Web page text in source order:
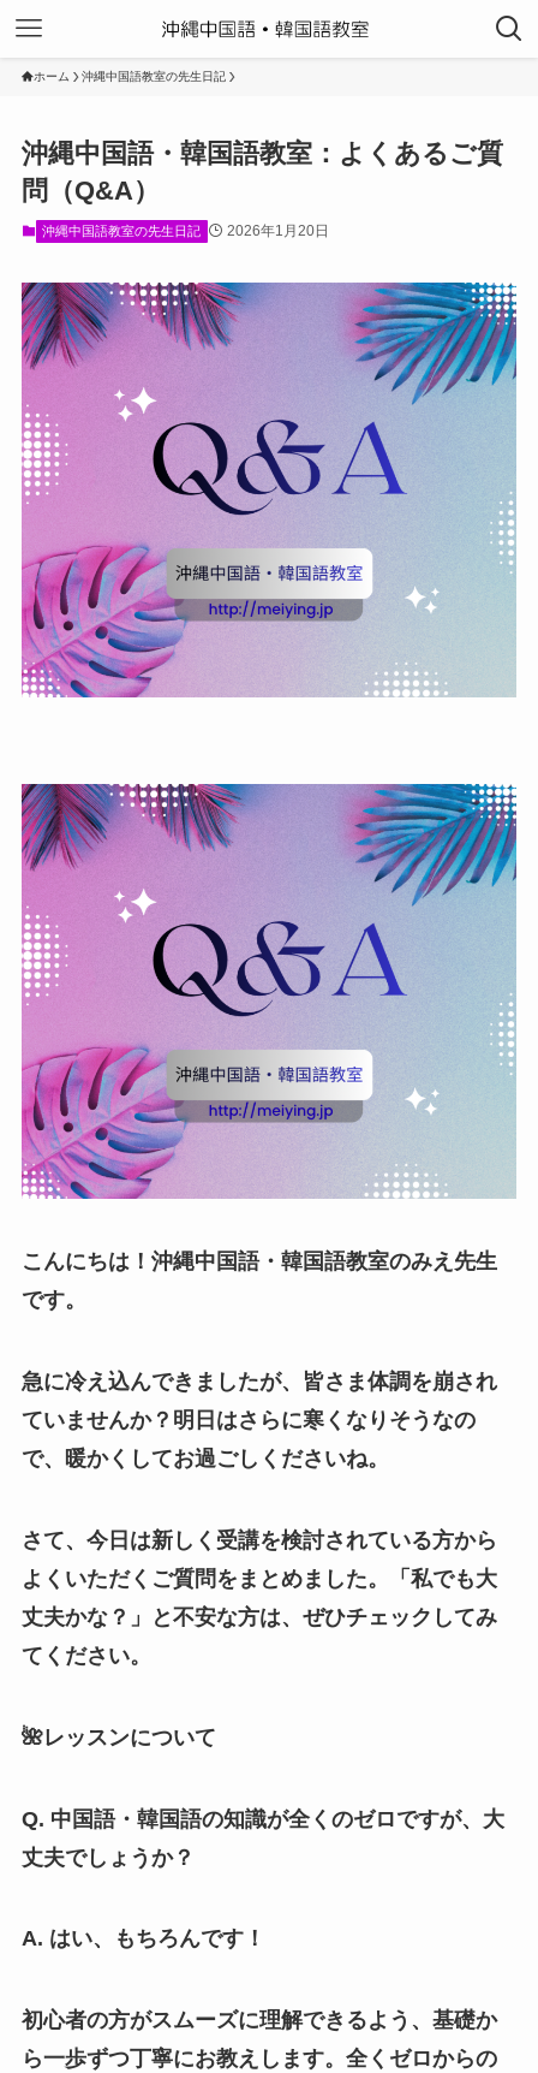
ホーム 沖縄中国語教室の先生日記
沖縄中国語・韓国語教室：よくあるご質
問（Q&A）
沖縄中国語教室の先生日記 2026年1月20日
こんにちは！沖縄中国語・韓国語教室のみえ先生
です。
急に冷え込んできましたが、皆さま体調を崩され
ていませんか？明日はさらに寒くなりそうなの
で、暖かくしてお過ごしくださいね。
さて、今日は新しく受講を検討されている方から
よくいただくご質問をまとめました。「私でも大
丈夫かな？」と不安な方は、ぜひチェックしてみ
てください。
🌺レッスンについて
Q. 中国語・韓国語の知識が全くのゼロですが、大
丈夫でしょうか？
A. はい、もちろんです！
初心者の方がスムーズに理解できるよう、基礎か
ら一歩ずつ丁寧にお教えします。全くゼロからの